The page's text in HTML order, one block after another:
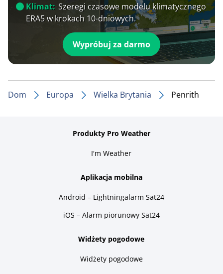
Klimat: Szeregi czasowe modelu klimatycznego
ERA5 w krokach 10-dniowych.
Wypróbuj za darmo
Dom Europa Wielka Brytania Penrith
Produkty Pro Weather
I'm Weather
Aplikacja mobilna
Android – Lightningalarm Sat24
iOS – Alarm piorunowy Sat24
Widżety pogodowe
Widżety pogodowe